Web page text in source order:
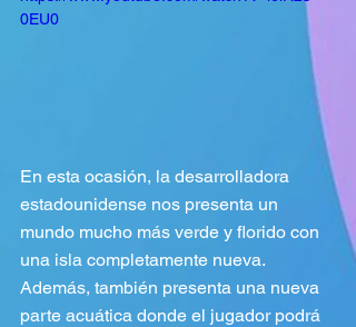
0EU0
En esta ocasión, la desarrolladora
estadounidense nos presenta un
mundo mucho más verde y florido con
una isla completamente nueva.
Además, también presenta una nueva
parte acuática donde el jugador podrá